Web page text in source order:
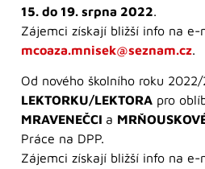
15. do 19. srpna 2022.
Zájemci získají bližší info na e-
mcoaza.mnisek@seznam.cz.
Od nového školního roku
LEKTORKU/LEKTORA pro
MRAVENEČCI a
Práce na DPP.
Zájemci získají bližší info na e-